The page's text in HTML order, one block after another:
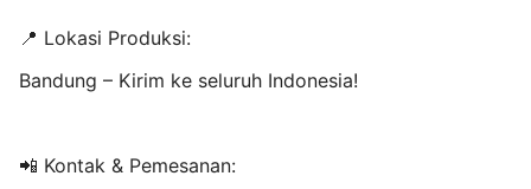
📍 Lokasi Produksi:
Bandung – Kirim ke seluruh Indonesia!
📲 Kontak & Pemesanan: